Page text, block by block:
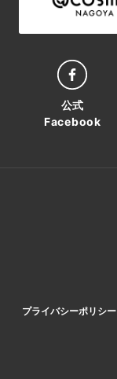
公式
Facebook
プライバシーポリシー